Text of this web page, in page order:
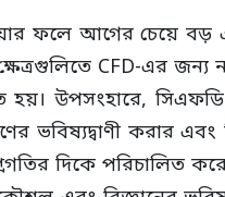
ফলে আগের চেয়ে
CFD-এর জন্য
উপসংহারে,
করার
দিকে পরিচালিত